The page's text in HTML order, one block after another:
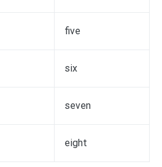
five
six
seven
eight